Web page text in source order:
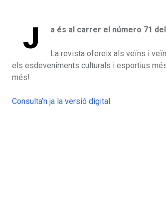
J a és al carrer el número 71
La revista ofereix als veïns i
els esdeveniments culturals i esportius
més!
Consulta’n ja la versió digital.